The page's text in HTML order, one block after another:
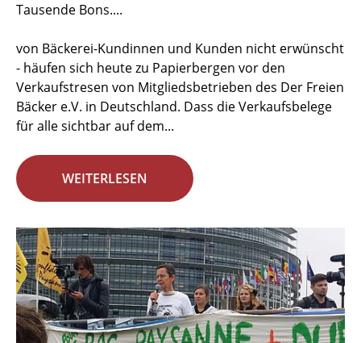
Tausende Bons....
von Bäckerei-Kundinnen und Kunden nicht erwünscht
- häufen sich heute zu Papierbergen vor den
Verkaufstresen von Mitgliedsbetrieben des Der Freien
Bäcker e.V. in Deutschland. Dass die Verkaufsbelege
für alle sichtbar auf dem...
WEITERLESEN